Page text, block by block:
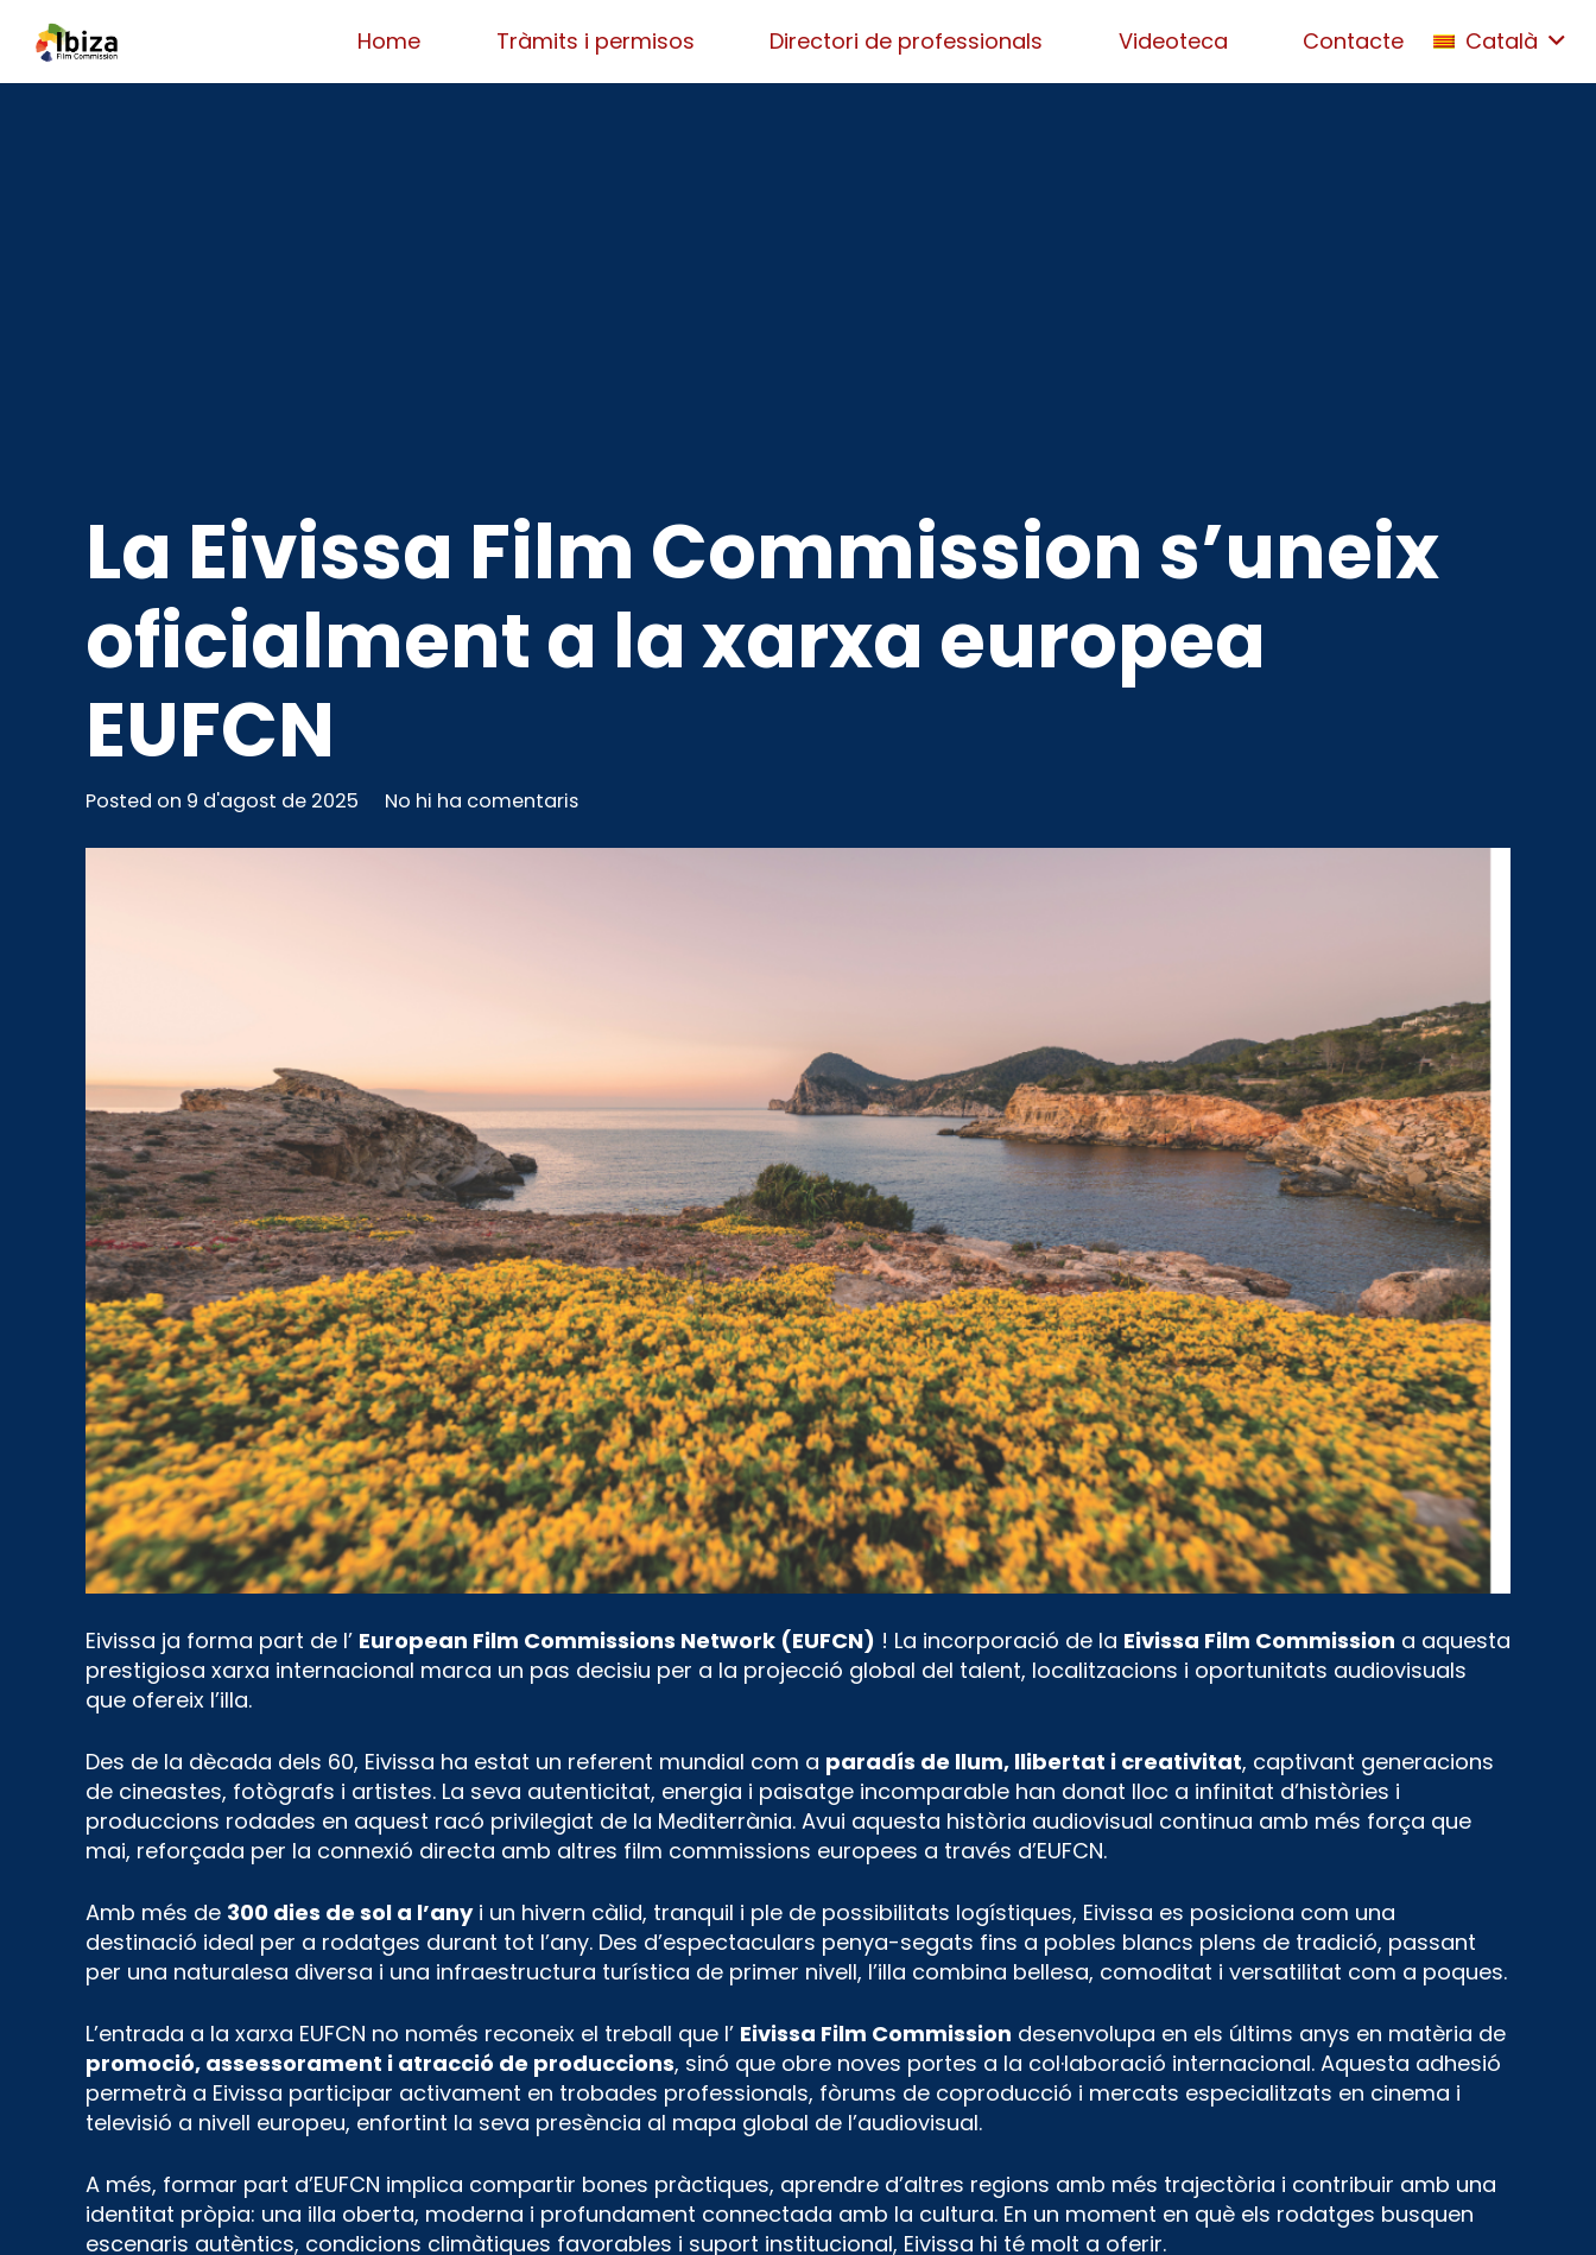
Home Tràmits i permisos Directori de professionals Videoteca Contacte Català
La Eivissa Film Commission s’uneix
oficialment a la xarxa europea
EUFCN
Posted on 9 d'agost de 2025 No hi ha comentaris
Eivissa ja forma part de l’ European Film Commissions Network (EUFCN) ! La incorporació de la Eivissa Film Commission a aquesta
prestigiosa xarxa internacional marca un pas decisiu per a la projecció global del talent, localitzacions i oportunitats audiovisuals
que ofereix l’illa.
Des de la dècada dels 60, Eivissa ha estat un referent mundial com a paradís de llum, llibertat i creativitat, captivant generacions
de cineastes, fotògrafs i artistes. La seva autenticitat, energia i paisatge incomparable han donat lloc a infinitat d’històries i
produccions rodades en aquest racó privilegiat de la Mediterrània. Avui aquesta història audiovisual continua amb més força que
mai, reforçada per la connexió directa amb altres film commissions europees a través d’EUFCN.
Amb més de 300 dies de sol a l’anyi un hivern càlid, tranquil i ple de possibilitats logístiques, Eivissa es posiciona com una
destinació ideal per a rodatges durant tot l’any. Des d’espectaculars penya-segats fins a pobles blancs plens de tradició, passant
per una naturalesa diversa i una infraestructura turística de primer nivell, l’illa combina bellesa, comoditat i versatilitat com a poques.
L’entrada a la xarxa EUFCN no només reconeix el treball que l’ Eivissa Film Commission desenvolupa en els últims anys en matèria de
promoció, assessorament i atracció de produccions, sinó que obre noves portes a la col·laboració internacional. Aquesta adhesió
permetrà a Eivissa participar activament en trobades professionals, fòrums de coproducció i mercats especialitzats en cinema i
televisió a nivell europeu, enfortint la seva presència al mapa global de l’audiovisual.
A més, formar part d’EUFCN implica compartir bones pràctiques, aprendre d’altres regions amb més trajectòria i contribuir amb una
identitat pròpia: una illa oberta, moderna i profundament connectada amb la cultura. En un moment en què els rodatges busquen
escenaris autèntics, condicions climàtiques favorables i suport institucional, Eivissa hi té molt a oferir.